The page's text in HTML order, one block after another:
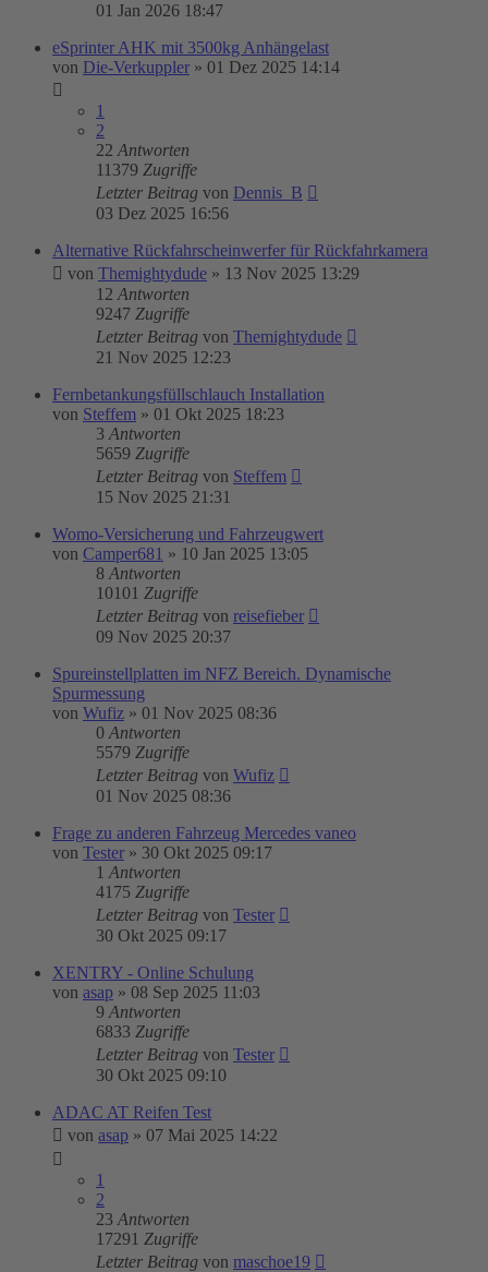
01 Jan 2026 18:47
eSprinter AHK mit 3500kg Anhängelast
von Die-Verkuppler » 01 Dez 2025 14:14
1
2
22 Antworten
11379 Zugriffe
Letzter Beitrag von Dennis_B
03 Dez 2025 16:56
Alternative Rückfahrscheinwerfer für Rückfahrkamera
von Themightydude » 13 Nov 2025 13:29
12 Antworten
9247 Zugriffe
Letzter Beitrag von Themightydude
21 Nov 2025 12:23
Fernbetankungsfüllschlauch Installation
von Steffem » 01 Okt 2025 18:23
3 Antworten
5659 Zugriffe
Letzter Beitrag von Steffem
15 Nov 2025 21:31
Womo-Versicherung und Fahrzeugwert
von Camper681 » 10 Jan 2025 13:05
8 Antworten
10101 Zugriffe
Letzter Beitrag von reisefieber
09 Nov 2025 20:37
Spureinstellplatten im NFZ Bereich. Dynamische
Spurmessung
von Wufiz » 01 Nov 2025 08:36
0 Antworten
5579 Zugriffe
Letzter Beitrag von Wufiz
01 Nov 2025 08:36
Frage zu anderen Fahrzeug Mercedes vaneo
von Tester » 30 Okt 2025 09:17
1 Antworten
4175 Zugriffe
Letzter Beitrag von Tester
30 Okt 2025 09:17
XENTRY - Online Schulung
von asap » 08 Sep 2025 11:03
9 Antworten
6833 Zugriffe
Letzter Beitrag von Tester
30 Okt 2025 09:10
ADAC AT Reifen Test
von asap » 07 Mai 2025 14:22
1
2
23 Antworten
17291 Zugriffe
Letzter Beitrag von maschoe19